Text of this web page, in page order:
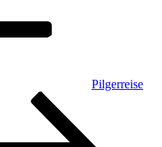
Pilgerreise